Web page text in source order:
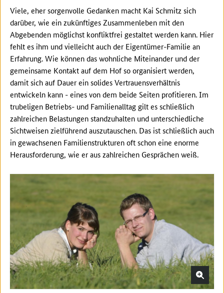
Viele, eher sorgenvolle Gedanken macht Kai Schmitz sich
darüber, wie ein zukünftiges Zusammenleben mit den
Abgebenden möglichst konfliktfrei gestaltet werden kann. Hier
fehlt es ihm und vielleicht auch der Eigentümer-Familie an
Erfahrung. Wie können das wohnliche Miteinander und der
gemeinsame Kontakt auf dem Hof so organisiert werden,
damit sich auf Dauer ein solides Vertrauensverhältnis
entwickeln kann - eines von dem beide Seiten profitieren. Im
trubeligen Betriebs- und Familienalltag gilt es schließlich
zahlreichen Belastungen standzuhalten und unterschiedliche
Sichtweisen zielführend auszutauschen. Das ist schließlich auch
in gewachsenen Familienstrukturen oft schon eine enorme
Herausforderung, wie er aus zahlreichen Gesprächen weiß.